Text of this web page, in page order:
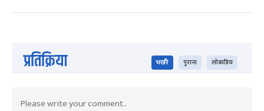
प्रतिक्रिया भर्खरै पुराना लोकप्रिय